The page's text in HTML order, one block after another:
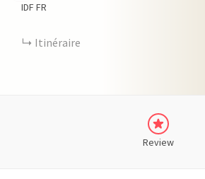
IDF FR
Itinéraire
Review